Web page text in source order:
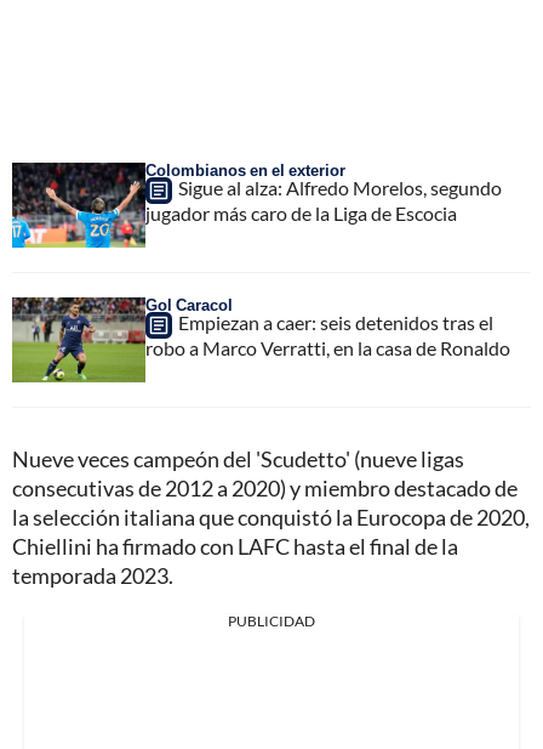
Colombianos en el exterior
Sigue al alza: Alfredo Morelos, segundo
jugador más caro de la Liga de Escocia
Gol Caracol
Empiezan a caer: seis detenidos tras el
robo a Marco Verratti, en la casa de Ronaldo
Nueve veces campeón del 'Scudetto' (nueve ligas
consecutivas de 2012 a 2020) y miembro destacado de
la selección italiana que conquistó la Eurocopa de 2020,
Chiellini ha firmado con LAFC hasta el final de la
temporada 2023.
PUBLICIDAD